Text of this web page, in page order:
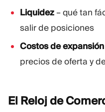
Liquidez – qué tan
salir de posiciones
Costos de expansión
precios de oferta y
El Reloj de